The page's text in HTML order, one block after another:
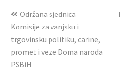
Održana sjednica
Komisije za vanjsku i
trgovinsku politiku, carine,
promet i veze Doma naroda
PSBiH